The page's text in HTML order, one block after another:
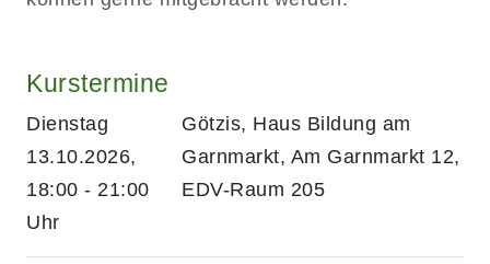
Kurstermine
Dienstag
13.10.2026,
18:00 - 21:00
Uhr
Götzis, Haus Bildung am
Garnmarkt, Am Garnmarkt 12,
EDV-Raum 205